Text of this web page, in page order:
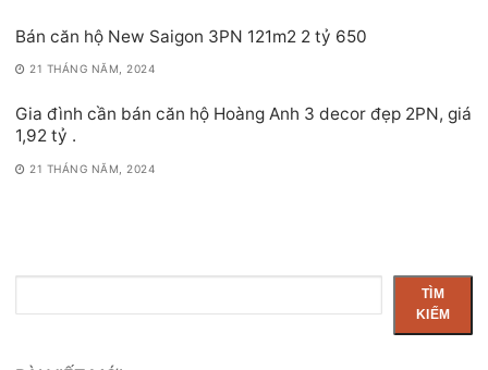
Bán căn hộ New Saigon 3PN 121m2 2 tỷ 650
21 THÁNG NĂM, 2024
Gia đình cần bán căn hộ Hoàng Anh 3 decor đẹp 2PN, giá
1,92 tỷ .
21 THÁNG NĂM, 2024
kiếm
TÌM
KIẾM